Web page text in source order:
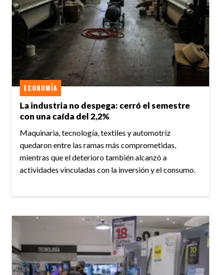
La industria no despega: cerró el semestre
con una caída del 2,2%
ECONOMÍA
Maquinaria, tecnología, textiles y automotriz
quedaron entre las ramas más comprometidas,
mientras que el deterioro también alcanzó a
actividades vinculadas con la inversión y el consumo.